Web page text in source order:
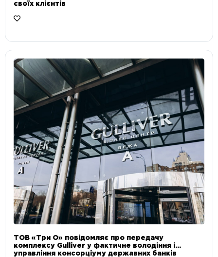
своїх клієнтів
ТОВ «Три О» повідомляє про передачу
комплексу Gulliver у фактичне володіння і
управління консорціуму державних банків